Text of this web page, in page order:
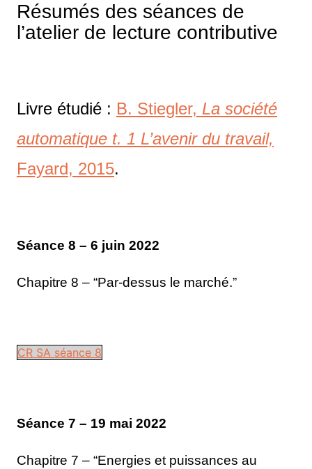
Résumés des séances de
l’atelier de lecture contributive
Livre étudié : B. Stiegler, La société
automatique t. 1 L’avenir du travail,
Fayard, 2015.
Séance 8 – 6 juin 2022
Chapitre 8 – “Par-dessus le marché.”
CR SA séance 8
Séance 7 – 19 mai 2022
Chapitre 7 – “Energies et puissances au